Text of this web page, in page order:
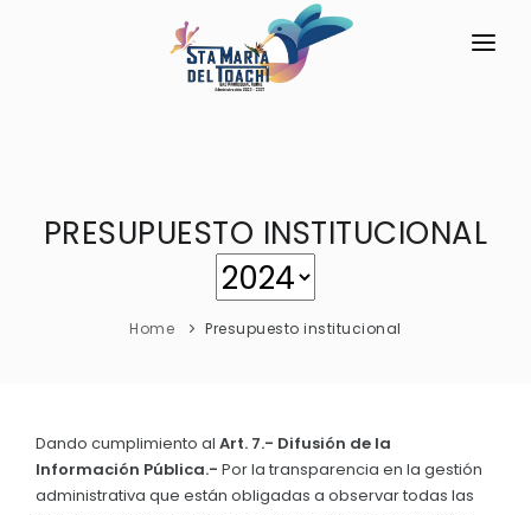
RESEÑA HISTÓRICA
Ubicación
Clima
GAD
GESTIÓN Y PRESUPUESTO
Sesiones Extraordinarias
CIUDADANÍA ACTIVA
Solicitud de acceso información pública
TURISMO
PRESUPUESTO INSTITUCIONAL
Home Presupuesto institucional
Dando cumplimiento al Art. 7.- Difusión de la
Información Pública.- Por la transparencia en la gestión
administrativa que están obligadas a observar todas las